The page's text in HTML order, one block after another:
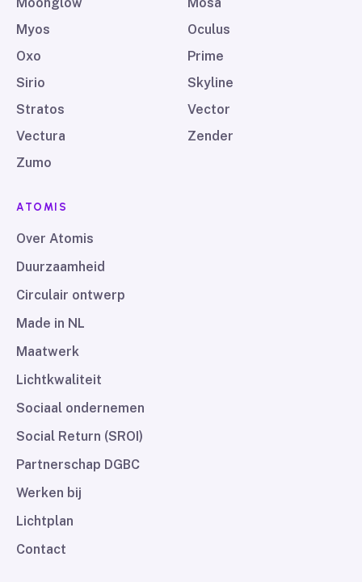
Myos
Oculus
Oxo
Prime
Sirio
Skyline
Stratos
Vector
Vectura
Zender
Zumo
ATOMIS
Over Atomis
Duurzaamheid
Circulair ontwerp
Made in NL
Maatwerk
Lichtkwaliteit
Sociaal ondernemen
Social Return (SROI)
Partnerschap DGBC
Werken bij
Lichtplan
Contact